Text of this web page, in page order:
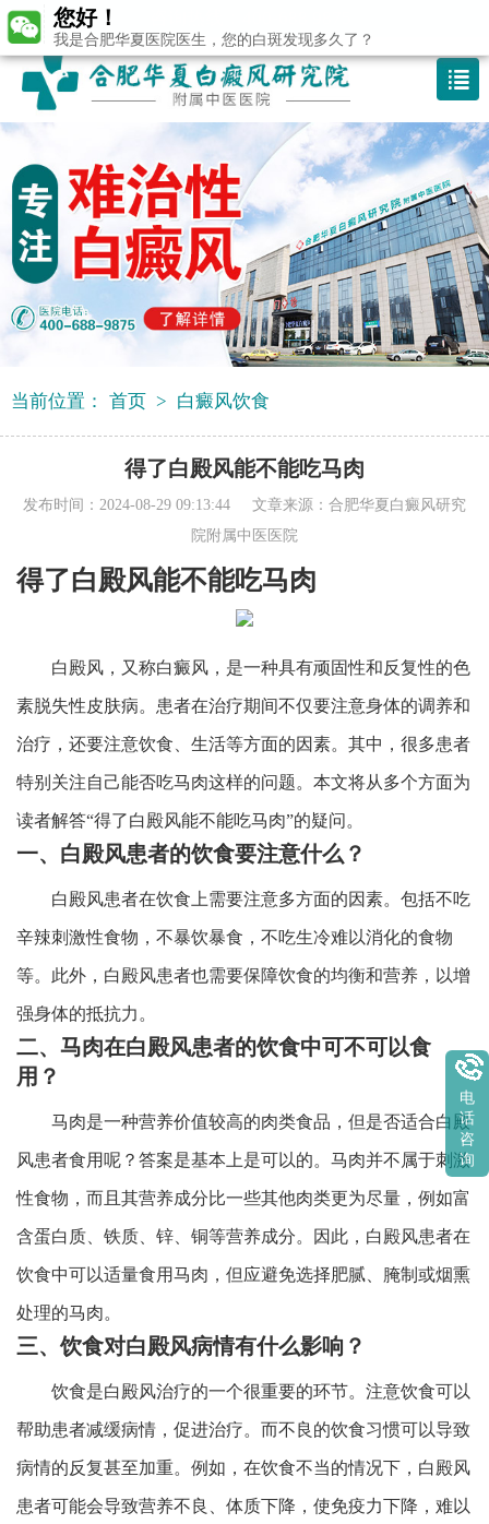
当前位置： 首页 > 白癜风饮食
得了白殿风能不能吃马肉
发布时间：2024-08-29 09:13:44 文章来源： 合肥华夏白癜风研究
院附属中医医院
得了白殿风能不能吃马肉
白殿风，又称白癜风，是一种具有顽固性和反复性的色
素脱失性皮肤病。患者在治疗期间不仅要注意身体的调养和
治疗，还要注意饮食、生活等方面的因素。其中，很多患者
特别关注自己能否吃马肉这样的问题。本文将从多个方面为
读者解答“得了白殿风能不能吃马肉”的疑问。
一、白殿风患者的饮食要注意什么？
白殿风患者在饮食上需要注意多方面的因素。包括不吃
辛辣刺激性食物，不暴饮暴食，不吃生冷难以消化的食物
等。此外，白殿风患者也需要保障饮食的均衡和营养，以增
强身体的抵抗力。
二、马肉在白殿风患者的饮食中可不可以食
用？
马肉是一种营养价值较高的肉类食品，但是否适合白殿
风患者食用呢？答案是基本上是可以的。马肉并不属于刺激
性食物，而且其营养成分比一些其他肉类更为尽量，例如富
含蛋白质、铁质、锌、铜等营养成分。因此，白殿风患者在
饮食中可以适量食用马肉，但应避免选择肥腻、腌制或烟熏
处理的马肉。
三、饮食对白殿风病情有什么影响？
饮食是白殿风治疗的一个很重要的环节。注意饮食可以
帮助患者减缓病情，促进治疗。而不良的饮食习惯可以导致
病情的反复甚至加重。例如，在饮食不当的情况下，白殿风
患者可能会导致营养不良、体质下降，使免疫力下降，难以
电
话
咨
询
您好！
我是合肥华夏医院医生，您的白斑发现多久了？